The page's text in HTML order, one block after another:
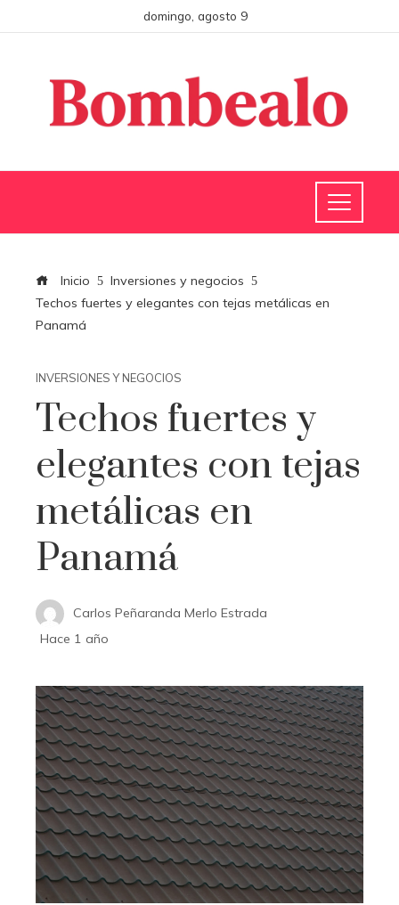
domingo, agosto 9
Inicio
Inversiones y negocios
Techos fuertes y elegantes con tejas metálicas en
Panamá
INVERSIONES Y NEGOCIOS
Techos fuertes y
elegantes con tejas
metálicas en
Panamá
Carlos Peñaranda Merlo Estrada
Hace 1 año